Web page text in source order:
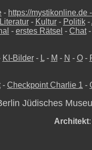
- https://mystikonline.de
Literatur- Kultur- Politik-
- erstes Rätsel - Chat-
KI-Bilder- L- M - N - O-
- Checkpoint Charlie 1 -
Jüdisches
Architekt